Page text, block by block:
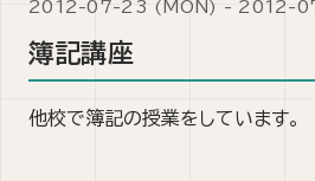
2012-07-23 (MON) - 2012-
簿記講座
他校で簿記の授業をしています。